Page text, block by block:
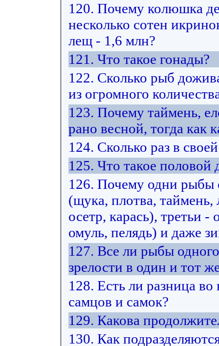
120. Почему колюшка
несколько сотен
лещ - 1,6 млн?
121. Что такое гонады?
122. Сколько рыб
из огромного
123. Почему таймень,
рано весной, тогда как
124. Сколько раз в
125. Что такое
126. Почему одни рыбы
(щука, плотва, таймень,
осетр, карась), третьи
омуль, пелядь) и даже
127. Все ли рыбы
зрелости в один и тот
128. Есть ли разница
самцов и самок?
129. Какова
130. Как